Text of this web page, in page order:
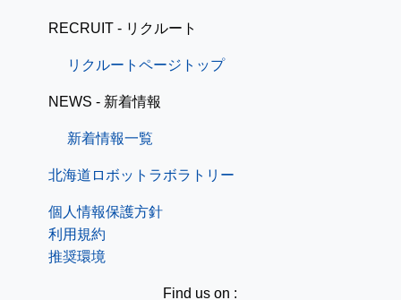
RECRUIT - リクルート
リクルートページトップ
NEWS - 新着情報
新着情報一覧
北海道ロボットラボラトリー
個人情報保護方針
利用規約
推奨環境
Find us on :